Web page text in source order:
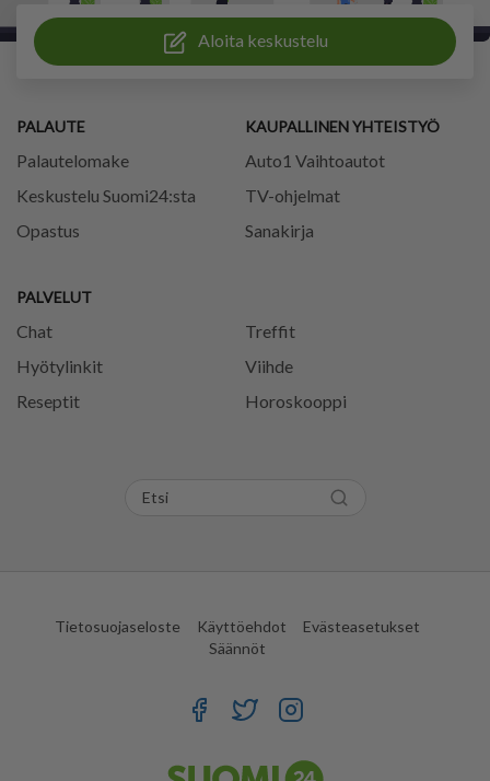
Aloita keskustelu
PALAUTE
Palautelomake
Keskustelu Suomi24:sta
Opastus
PALVELUT
Chat
Treffit
Hyötylinkit
Viihde
Reseptit
Horoskooppi
KAUPALLINEN YHTEISTYÖ
Auto1 Vaihtoautot
TV-ohjelmat
Sanakirja
Tietosuojaseloste Käyttöehdot
Evästeasetukset
Säännöt